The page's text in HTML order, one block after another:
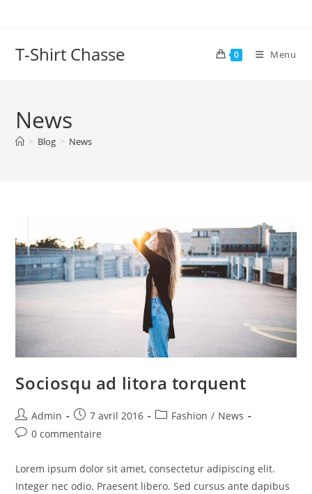
T-Shirt Chasse 0 Menu
News
> Blog > News
Sociosqu ad litora torquent
Auteur/autrice
de
Admin
Publication
publiée :
7 avril 2016
PostFashion / News
Commentaires
la
publication :
0 commentaire
Lorem ipsum dolor sit amet, consectetur adipiscing elit.
Integer nec odio. Praesent libero. Sed cursus ante dapibus